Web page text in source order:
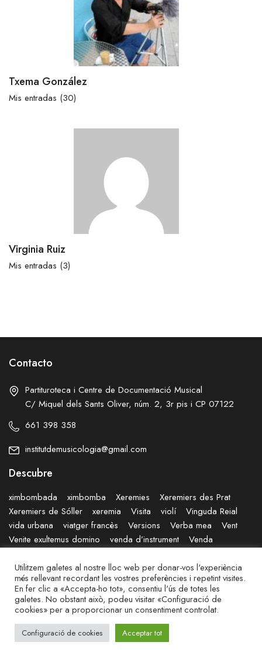
Txema González
Mis entradas (30)
Virginia Ruiz
Mis entradas (3)
Contacto
Partituroteca i Centre de Documentació Musical
C/ Miquel dels Sants Oliver, núm. 2, 3r pis i CP 07122
661 398 358
institutdemusicologia@gmail.com
Descubre
ximbombada ximbomba Xeremies
Xeremiers des Prat
Xeremiers de Sóller
xeremia Visita violí
Vinguda Reial
vida urbana
viatger francès Versions Verba mea
Vent
Venite exultemus domino
venda d’instrument
Venda
© INSTITUT DE MUSICOLOGIA PAU VILLALONGA
Privacidad –Legal
Utilitzem galetes al nostre lloc web per donar-vos l'experiència
més rellevant recordant les vostres preferències i repetint visites.
En fer clic a «Accepta-ho tot», consentiu l'ús de totes les
galetes. No obstant això, podeu visitar «Configuració de
cookies» per a proporcionar un consentiment controlat.
Configuració de cookies Acceptar tot